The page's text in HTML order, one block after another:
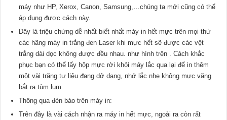
máy như HP, Xerox, Canon, Samsung,…chúng ta mới cũng có thể
áp dụng được cách này.
Đây là triệu chứng dễ nhất biết nhất máy in hết mực trên mọi thứ
các hãng máy in trắng đen Laser khi mực hết sẽ được các vệt
trắng dài dọc không được đều nhau. như hình trên . Cách khắc
phục bạn có thể lấy hộp mực rời khỏi máy lắc qua lại để in thêm
một vài trăng tư liệu đang dở dang, nhớ lắc nhẹ không mực văng
bắt ra tùm lum.
Thông qua đèn báo trên máy in:
Trên đây là vài cách nhận ra máy in hết mực, ngoài ra còn rất